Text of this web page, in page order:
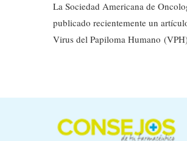
La Sociedad Americana de
publicado recientemente un
Virus del Papiloma Humano